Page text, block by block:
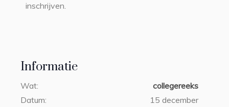
Informatie
Wat:
collegereeks
Datum:
15 december
inschrijven.